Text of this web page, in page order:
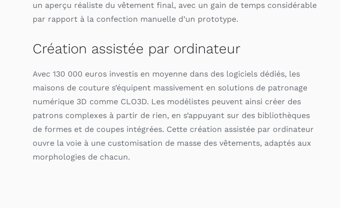
un aperçu réaliste du vêtement final, avec un gain de temps considérable
par rapport à la confection manuelle d’un prototype.
Création assistée par ordinateur
Avec 130 000 euros investis en moyenne dans des logiciels dédiés, les
maisons de couture s’équipent massivement en solutions de patronage
numérique 3D comme CLO3D. Les modélistes peuvent ainsi créer des
patrons complexes à partir de rien, en s’appuyant sur des bibliothèques
de formes et de coupes intégrées. Cette création assistée par ordinateur
ouvre la voie à une customisation de masse des vêtements, adaptés aux
morphologies de chacun.